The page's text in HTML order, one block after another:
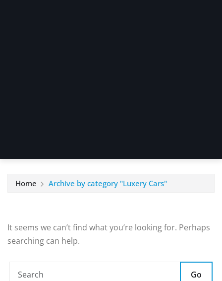
Home Archive by category "Luxery Cars"
It seems we can’t find what you’re looking for. Perhaps
searching can help.
Go